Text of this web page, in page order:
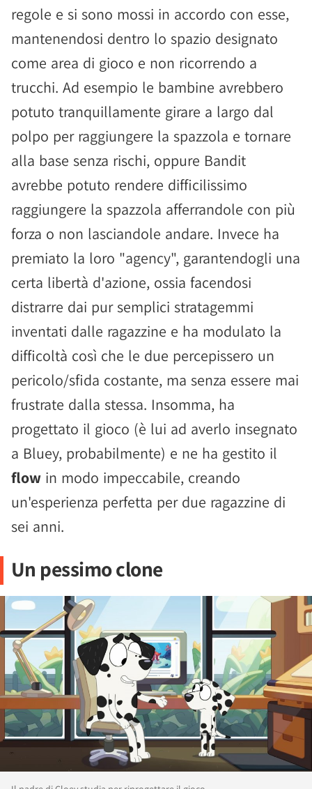
regole e si sono mossi in accordo con esse,
mantenendosi dentro lo spazio designato
come area di gioco e non ricorrendo a
trucchi. Ad esempio le bambine avrebbero
potuto tranquillamente girare a largo dal
polpo per raggiungere la spazzola e tornare
alla base senza rischi, oppure Bandit
avrebbe potuto rendere difficilissimo
raggiungere la spazzola afferrandole con più
forza o non lasciandole andare. Invece ha
premiato la loro "agency", garantendogli una
certa libertà d'azione, ossia facendosi
distrarre dai pur semplici stratagemmi
inventati dalle ragazzine e ha modulato la
difficoltà così che le due percepissero un
pericolo/sfida costante, ma senza essere mai
frustrate dalla stessa. Insomma, ha
progettato il gioco (è lui ad averlo insegnato
a Bluey, probabilmente) e ne ha gestito il
flow in modo impeccabile, creando
un'esperienza perfetta per due ragazzine di
sei anni.
Un pessimo clone